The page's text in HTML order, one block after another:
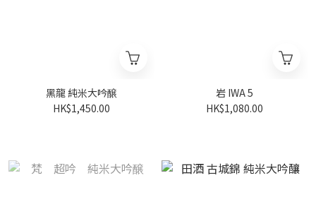
黑龍 純米大吟醸
HK$1,450.00
岩 IWA 5
HK$1,080.00